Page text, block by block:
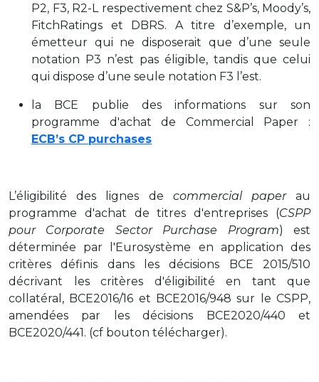
P2, F3, R2-L respectivement chez S&P’s, Moody’s,
FitchRatings et DBRS. A titre d’exemple, un
émetteur qui ne disposerait que d’une seule
notation P3 n’est pas éligible, tandis que celui
qui dispose d’une seule notation F3 l’est.
la BCE publie des informations sur son
programme d'achat de Commercial Paper :
ECB’s CP purchases
L’éligibilité des lignes de commercial paperau
programme d'achat de titres d'entreprises (CSPP
pour Corporate Sector Purchase Program) est
déterminée par l'Eurosystème en application des
critères définis dans les décisions BCE 2015/510
décrivant les critères d'éligibilité en tant que
collatéral, BCE2016/16 et BCE2016/948 sur le CSPP,
amendées par les décisions BCE2020/440 et
BCE2020/441. (cf bouton télécharger).